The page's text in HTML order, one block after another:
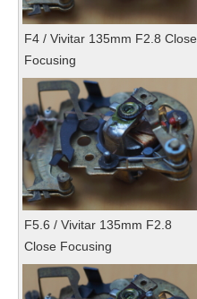
F4 / Vivitar 135mm F2.8 Close
Focusing
F5.6 / Vivitar 135mm F2.8
Close Focusing